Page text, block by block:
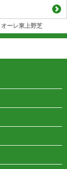
オーレ東上野芝